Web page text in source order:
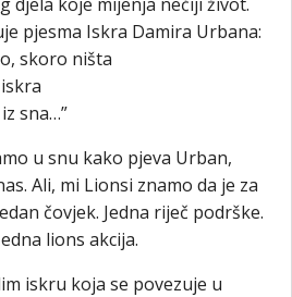
pjesma Iskra Damira Urbana:
skoro ništa
sna…”
u snu kako pjeva Urban,
Ali, mi Lionsi znamo da je za
čovjek. Jedna riječ podrške.
lions akcija.
iskru koja se povezuje u